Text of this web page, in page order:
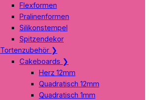
Flexformen
Pralinenformen
Silikonstempel
Spitzendekor
Tortenzubehör ❯
Cakeboards ❯
Herz 12mm
Quadratisch 12mm
Quadratisch 1mm